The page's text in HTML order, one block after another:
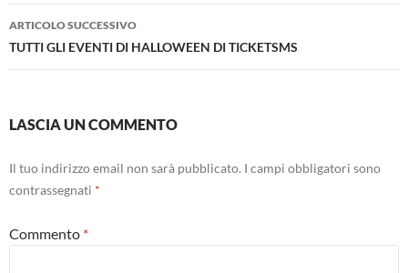
ARTICOLO SUCCESSIVO
TUTTI GLI EVENTI DI HALLOWEEN DI TICKETSMS
LASCIA UN COMMENTO
Il tuo indirizzo email non sarà pubblicato. I campi obbligatori sono
contrassegnati *
Commento *